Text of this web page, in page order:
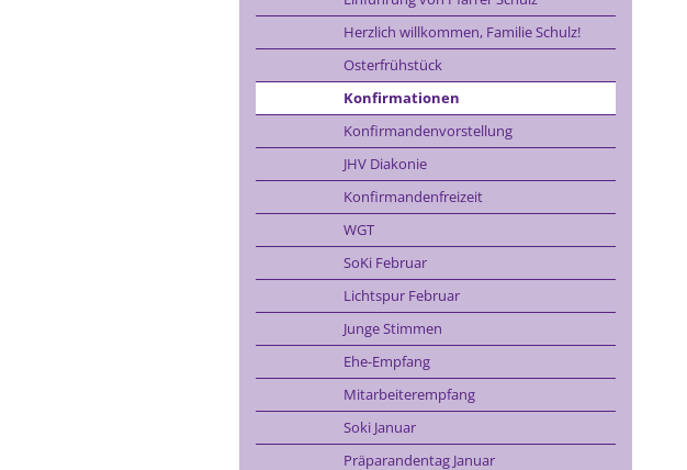
Herzlich willkommen, Familie Schulz!
Osterfrühstück
Konfirmationen
Konfirmandenvorstellung
JHV Diakonie
Konfirmandenfreizeit
WGT
SoKi Februar
Lichtspur Februar
Junge Stimmen
Ehe-Empfang
Mitarbeiterempfang
Soki Januar
Präparandentag Januar